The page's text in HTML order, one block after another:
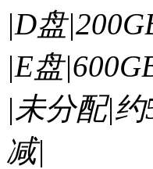
|D盘
|E盘
|未分配|
减|